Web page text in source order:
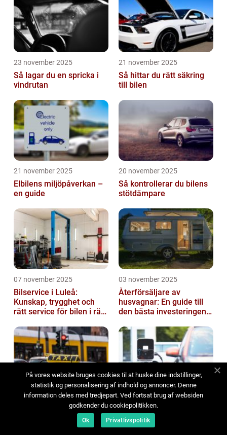
23 november 2025
Så lagar du en spricka i
vindrutan
21 november 2025
Så hittar du rätt säkring
till bilen
21 november 2025
Elbilens miljöpåverkan –
en guide
20 november 2025
Så kontrollerar du bilens
stötdämpare
07 november 2025
Bilservice i Luleå:
Kunskap, trygghet och
rätt service för bilen i rätt
03 november 2025
Återförsäljare av
husvagnar: En guide till
den bästa investeringen
02 november 2025
Taxi i Oskarshamn: En
guide till smidiga och
02 november 2025
Begagnad elbil: ett
klimatsmart och
ekonomiskt val
På vores website bruges cookies til at huske dine indstillinger,
statistik og personalisering af indhold og annoncer. Denne
information deles med tredjepart. Ved fortsat brug af websiden
godkender du cookiepolitikken.
Ok Privatlivspolitik